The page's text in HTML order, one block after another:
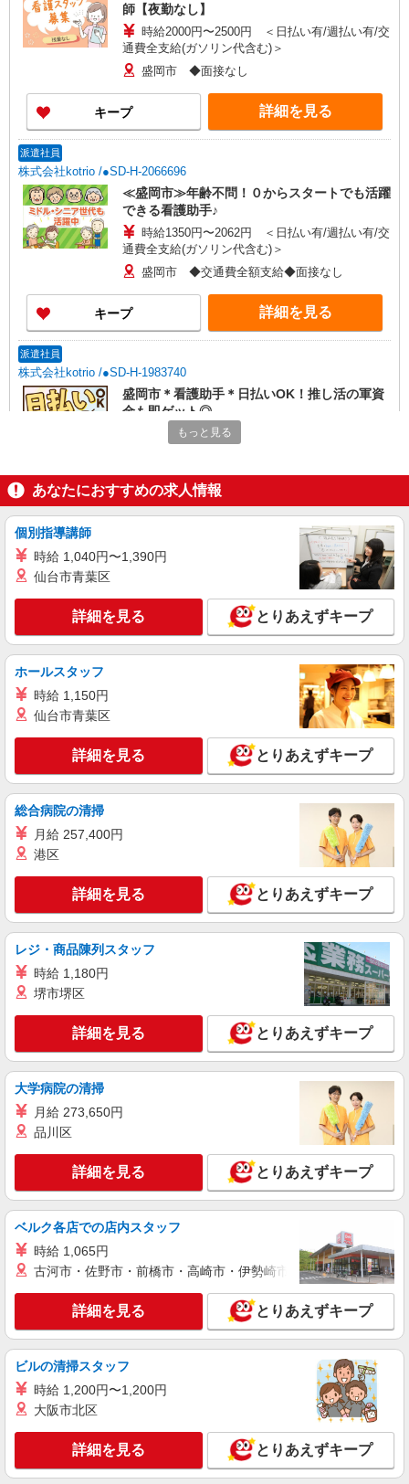
師【夜勤なし】
時給2000円〜2500円 ＜日払い有/週払い有/交
通費全支給(ガソリン代含む)＞
盛岡市 ◆面接なし
キープ 詳細を見る
派遣社員
株式会社kotrio /●SD-H-2066696
≪盛岡市≫年齢不問！０からスタートでも活躍
できる看護助手♪
時給1350円〜2062円 ＜日払い有/週払い有/交
通費全支給(ガソリン代含む)＞
盛岡市 ◆交通費全額支給◆面接なし
キープ 詳細を見る
派遣社員
株式会社kotrio /●SD-H-1983740
盛岡市＊看護助手＊日払いOK！推し活の軍資
金も即ゲット◎
時給1350円〜2062円 ＜日払い有/週払い有/交
盛岡市 ◆交通費全額支給◆面接なし
キープ 詳細を見る
派遣社員
株式会社kotrio /●SD-H-2066400
週3〜OK/看護助手
時給1350円〜2062円 ＜日払い有/週払い有/交
通費全支給(ガソリン代含む)＞
盛岡市 ◆交通費全額支給◆面接なし
キープ 詳細を見る
株式会社kotrio /●SD-H-1811679
≪盛岡市≫16時帰宅もOK♪病院で補助だけの
時給1450円〜2062円 ＜日払い有/週払い有/交
盛岡市 ◆面接なし
キープ 詳細を見る
派遣社員
株式会社kotrio /●SD-H-1895944
盛岡市のサ高住＊シフト融通が利くため子育て
世代から大人気♪
時給2000円〜2500円 ＜日払い有/週払い有/交
通費全支給(ガソリン代含む)＞
盛岡市 ◆交通費全額支給◆面接なし
キープ 詳細を見る
派遣社員
株式会社kotrio /●SD-H-1975125
盛岡市｜看護師さんのサポートスタッフ募集♪
医療行為なし
時給1350円〜2062円 ＜日払い有/週払い有/交
盛岡市 ◆交通費全額支給◆面接なし
キープ 詳細を見る
業務委託
保健師・管理栄養士 特定保健指導
業所一括面談(対面) 1日：10,000円〜14,716円 ・
個別訪問(対面) 1件：4,286円〜5,239円 ・遠隔面
談 1件：1,500〜1,691円 ・電話支援 1件：
【活動エリア】岩手県盛岡市及びその周辺
もっと見る
あなたにおすすめの求人情報
個別指導講師
時給 1,040円〜1,390円
仙台市青葉区
詳細を見る とりあえずキープ
ホールスタッフ
時給 1,150円
仙台市青葉区
詳細を見る とりあえずキープ
総合病院の清掃
月給 257,400円
港区
詳細を見る とりあえずキープ
レジ・商品陳列スタッフ
時給 1,180円
堺市堺区
詳細を見る とりあえずキープ
大学病院の清掃
月給 273,650円
品川区
詳細を見る とりあえずキープ
ベルク各店での店内スタッフ
時給 1,065円
古河市・佐野市・前橋市・高崎市・伊勢崎市・太田市・館林市
詳細を見る とりあえずキープ
ビルの清掃スタッフ
時給 1,200円〜1,200円
大阪市北区
詳細を見る とりあえずキープ